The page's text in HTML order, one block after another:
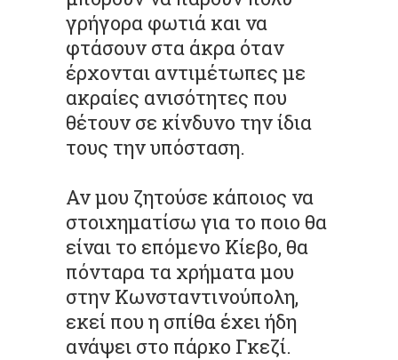
γρήγορα φωτιά και να
φτάσουν στα άκρα όταν
έρχονται αντιμέτωπες με
ακραίες ανισότητες που
θέτουν σε κίνδυνο την ίδια
τους την υπόσταση.
Αν μου ζητούσε κάποιος να
στοιχηματίσω για το ποιο θα
είναι το επόμενο Κίεβο, θα
πόνταρα τα χρήματα μου
στην Κωνσταντινούπολη,
εκεί που η σπίθα έχει ήδη
ανάψει στο πάρκο Γκεζί.